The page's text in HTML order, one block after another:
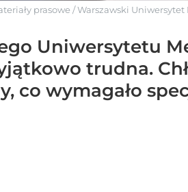
prasowe /Warszawski Uniwersytet
Uniwersytetu
trudna.
co wymagało